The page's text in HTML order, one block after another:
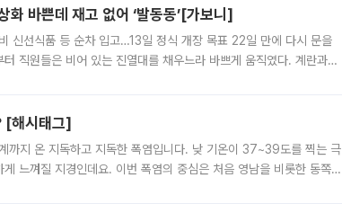
바쁜데 재고 없어 ‘발동동’[가보니]
신선식품 등 순차 입고…13일 정식 개장 목표 22일 만에 다시 문을
직원들은 비어 있는 진열대를 채우느라 바쁘게 움직였다. 계란과
[해시태그]
까지 온 지독하고 지독한 폭염입니다. 낮 기온이 37~39도를 찍는 극
느껴질 지경인데요. 이번 폭염의 중심은 처음 영남을 비롯한 동쪽